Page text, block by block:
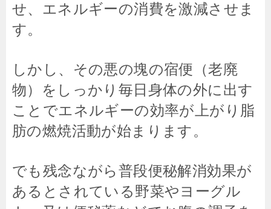
せ、エネルギーの消費を激減させま
す。
しかし、その悪の塊の宿便（老廃
物）をしっかり毎日身体の外に出す
ことでエネルギーの効率が上がり脂
肪の燃焼活動が始まります。
でも残念ながら普段便秘解消効果が
あるとされている野菜やヨーグル